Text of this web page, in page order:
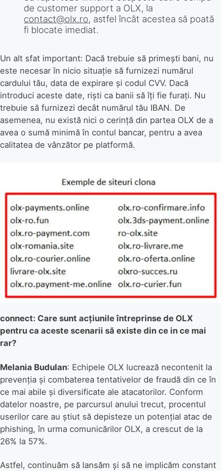
de customer support a OLX, la
contact@olx.ro, astfel încât acestea să poată
fi blocate imediat.
Un alt sfat important: Dacă trebuie să primești bani, nu
este necesar în nicio situație să furnizezi numărul
cardului tău, data de expirare și codul CVV. Dacă
introduci aceste date, riști ca banii să îți fie furați. Nu
trebuie să furnizezi decât numărul tău IBAN. De
asemenea, nu există nici o cerință din partea OLX de a
avea o sumă minimă în contul bancar, pentru a avea
calitatea de vânzător pe platformă.
connect: Care sunt acțiunile întreprinse de OLX
pentru ca aceste scenarii să existe din ce in ce mai
rar?
Melania Budulan: Echipele OLX lucrează necontenit la
prevenția și combaterea tentativelor de fraudă din ce în
ce mai abile și diversificate ale atacatorilor. Conform
datelor noastre, pe parcursul anului trecut, procentul
userilor care au știut să depisteze un potențial atac de
phishing, în urma comunicărilor OLX, a crescut de la
26% la 57%.
Astfel, continuăm să lansăm și să ne implicăm constant